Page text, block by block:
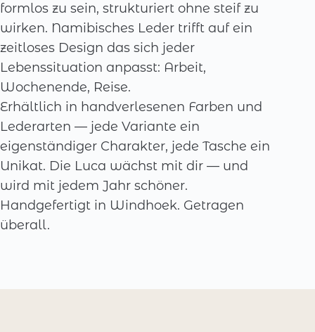
formlos zu sein, strukturiert ohne steif zu
wirken. Namibisches Leder trifft auf ein
zeitloses Design das sich jeder
Lebenssituation anpasst: Arbeit,
Wochenende, Reise.
Erhältlich in handverlesenen Farben und
Lederarten — jede Variante ein
eigenständiger Charakter, jede Tasche ein
Unikat. Die Luca wächst mit dir — und
wird mit jedem Jahr schöner.
Handgefertigt in Windhoek. Getragen
überall.